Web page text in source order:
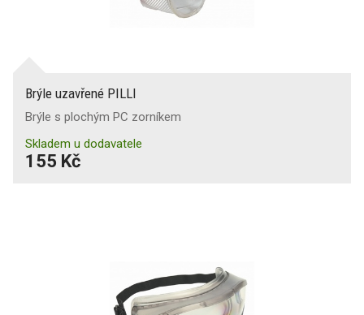
Brýle uzavřené PILLI
Brýle s plochým PC zorníkem
Skladem u dodavatele
155 Kč